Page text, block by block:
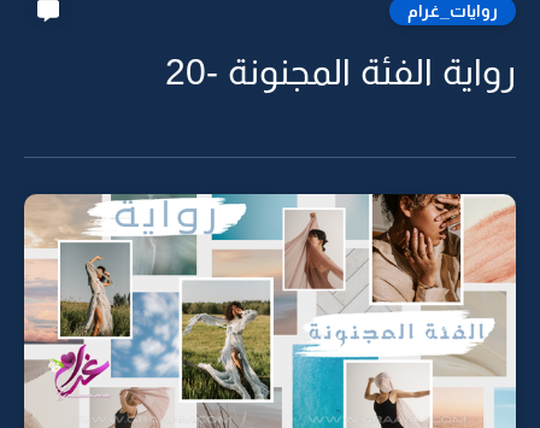
روايات_غرام
رواية الفئة المجنونة -20